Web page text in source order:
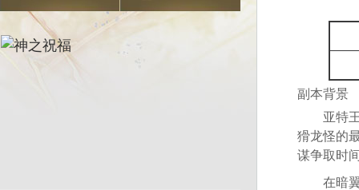
副本背景
亚特王
猾龙怪的
谋争取时
在暗翼